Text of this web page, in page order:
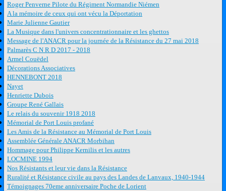
Roger Penverne Pilote du Régiment Normandie Niémen
A la mémoire de ceux qui ont vécu la Déportation
Marie Julienne Gautier
La Musique dans l'univers concentrationnaire et les ghettos
Message de l'ANACR pour la journée de la Résistance du 27 mai 2018
Palmarès C N R D 2017 - 2018
Armel Couëdel
Décorations Associatives
HENNEBONT 2018
Nayet
Henriette Dubois
Groupe René Gallais
Le relais du souvenir 1918 2018
Mémorial de Port Louis profané
Les Amis de la Résistance au Mémorial de Port Louis
Assemblée Générale ANACR Morbihan
Hommage pour Philippe Kernilis et les autres
LOCMINE 1994
Nos Résistants et leur vie dans la Résistance
Ruralité et Résistance civile au pays des Landes de Lanvaux, 1940-1944
Témoignages 70eme anniversaire Poche de Lorient